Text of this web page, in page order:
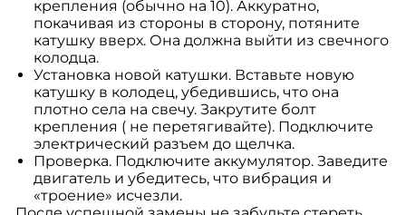
крепления (обычно на 10). Аккуратно,
покачивая из стороны в сторону, потяните
катушку вверх. Она должна выйти из свечного
колодца.
Установка новой катушки. Вставьте новую
катушку в колодец, убедившись, что она
плотно села на свечу. Закрутите болт
крепления ( не перетягивайте). Подключите
электрический разъем до щелчка.
Проверка. Подключите аккумулятор. Заведите
двигатель и убедитесь, что вибрация и
«троение» исчезли.